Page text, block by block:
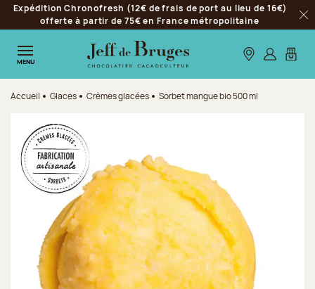
Aller à la navigation
Aller au contenu principal
Aller au pied de page
Expédition Chronofresh (12€ de frais de port au lieu de 16€)
offerte à partir de 75€ en France métropolitaine
MENU Nos boutiques
S’identifier
Mon
Accueil Glaces Crèmes glacées Sorbet mangue bio 500 ml